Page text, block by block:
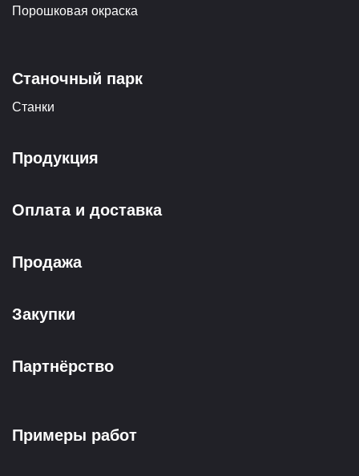
Порошковая окраска
Станочный парк
Станки
Продукция
Оплата и доставка
Продажа
Закупки
Партнёрство
Примеры работ